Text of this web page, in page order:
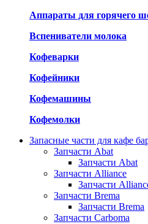
Аппараты для горячего
Вспениватели молока
Кофеварки
Кофейники
Кофемашины
Кофемолки
Запасные части для кафе
Запчасти Abat
Запчасти Abat
Запчасти Alliance
Запчасти
Запчасти Brema
Запчасти Brema
Запчасти Carboma